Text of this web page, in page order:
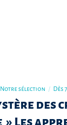
Notre sélection / Dès
des
» Les